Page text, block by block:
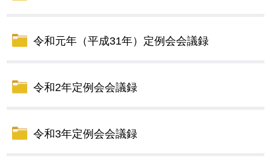
令和元年（平成31年）定例会会議録
令和2年定例会会議録
令和3年定例会会議録